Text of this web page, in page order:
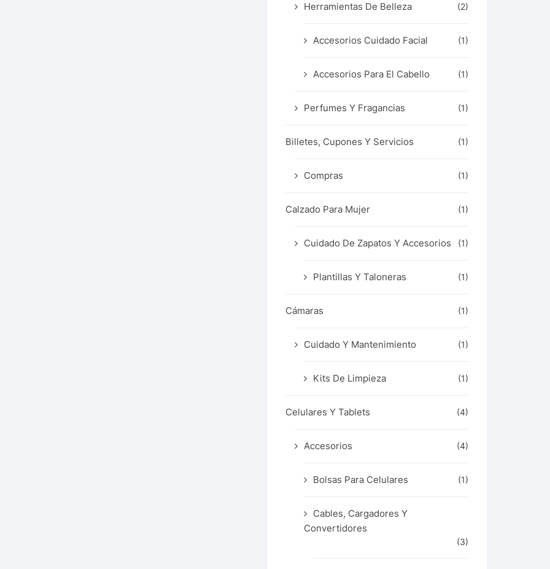
Herramientas De Belleza (2)
Accesorios Cuidado Facial (1)
Accesorios Para El Cabello (1)
Perfumes Y Fragancias (1)
Billetes, Cupones Y Servicios (1)
Compras (1)
Calzado Para Mujer (1)
Cuidado De Zapatos Y Accesorios (1)
Plantillas Y Taloneras (1)
Cámaras (1)
Cuidado Y Mantenimiento (1)
Kits De Limpieza (1)
Celulares Y Tablets (4)
Accesorios (4)
Bolsas Para Celulares (1)
Cables, Cargadores Y
Convertidores
(3)